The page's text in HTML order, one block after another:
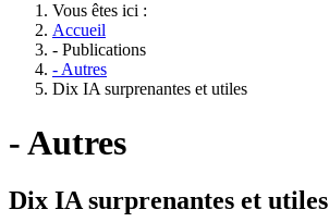
Vous êtes ici :
Accueil
- Publications
- Autres
Dix IA surprenantes et utiles
- Autres
Dix IA surprenantes et utiles